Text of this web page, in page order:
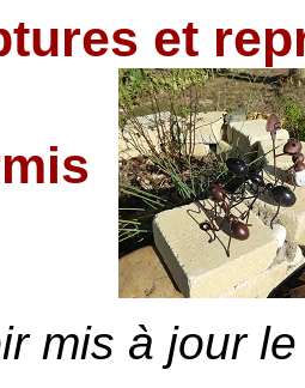
et
mis à jour